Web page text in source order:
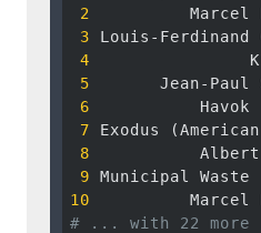
2
3 Louis-
4
5
Jean-
6
7 Exodus
8
9 Municipal
10
# ... with 22 more